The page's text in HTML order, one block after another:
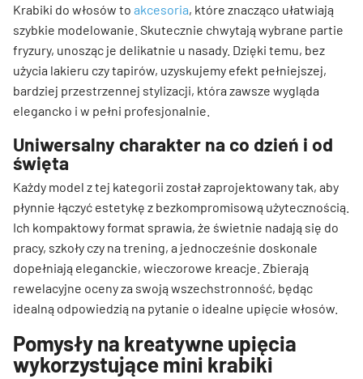
Krabiki do włosów to akcesoria, które znacząco ułatwiają
szybkie modelowanie. Skutecznie chwytają wybrane partie
fryzury, unosząc je delikatnie u nasady. Dzięki temu, bez
użycia lakieru czy tapirów, uzyskujemy efekt pełniejszej,
bardziej przestrzennej stylizacji, która zawsze wygląda
elegancko i w pełni profesjonalnie.
Uniwersalny charakter na co dzień i od
święta
Każdy model z tej kategorii został zaprojektowany tak, aby
płynnie łączyć estetykę z bezkompromisową użytecznością.
Ich kompaktowy format sprawia, że świetnie nadają się do
pracy, szkoły czy na trening, a jednocześnie doskonale
dopełniają eleganckie, wieczorowe kreacje. Zbierają
rewelacyjne oceny za swoją wszechstronność, będąc
idealną odpowiedzią na pytanie o idealne upięcie włosów.
Pomysły na kreatywne upięcia
wykorzystujące mini krabiki